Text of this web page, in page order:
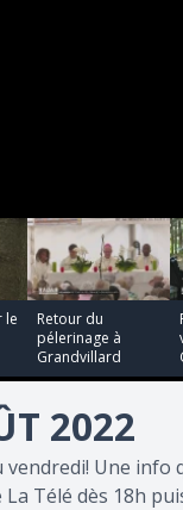
le
Retour du
pélerinage à
Grandvillard
2022
Une
Télé dès 18h